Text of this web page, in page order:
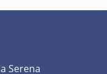
Serena